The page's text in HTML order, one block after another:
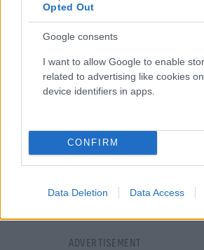
Opted Out
Google consents
I want to allow Google to enable
related to advertising like cookies
device identifiers in apps.
CONFIRM
Data Deletion Data Access